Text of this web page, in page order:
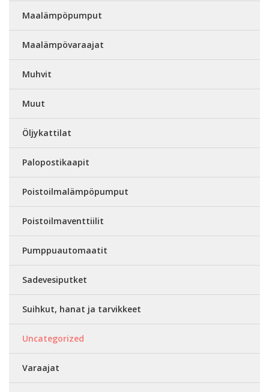
Maalämpöpumput
Maalämpövaraajat
Muhvit
Muut
Öljykattilat
Palopostikaapit
Poistoilmalämpöpumput
Poistoilmaventtiilit
Pumppuautomaatit
Sadevesiputket
Suihkut, hanat ja tarvikkeet
Uncategorized
Varaajat